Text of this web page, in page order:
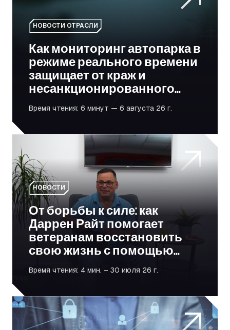
НОВОСТИ ОТРАСЛИ
Как мониторинг автопарка в
режиме реального времени
защищает от краж и
несанкционированного
использования
Время чтения: 6 минут — 6 августа 26 г.
От борьбы к силе: как Даррен Райт помогает
НОВОСТИ
От борьбы к силе: как
Даррен Райт помогает
ветеранам восстановить
свою жизнь с помощью
логистики
Время чтения: 4 мин. – 30 июля 26 г.
Является ли ваш автопарк мишенью? Приоритет